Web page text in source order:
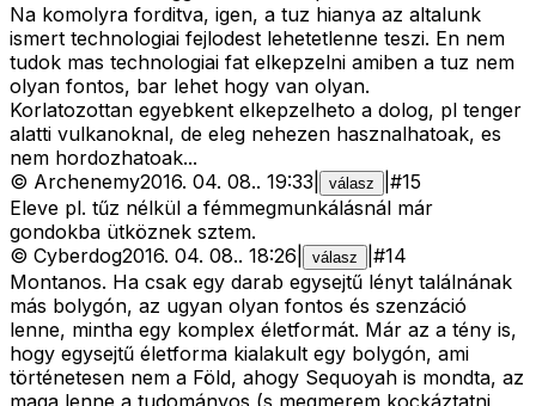
Na komolyra forditva, igen, a tuz hianya az altalunk
ismert technologiai fejlodest lehetetlenne teszi. En nem
tudok mas technologiai fat elkepzelni amiben a tuz nem
olyan fontos, bar lehet hogy van olyan.
Korlatozottan egyebkent elkepzelheto a dolog, pl tenger
alatti vulkanoknal, de eleg nehezen hasznalhatoak, es
nem hordozhatoak...
© Archenemy2016. 04. 08.. 19:33 válasz #15
Eleve pl. tűz nélkül a fémmegmunkálásnál már
gondokba ütköznek sztem.
© Cyberdog2016. 04. 08.. 18:26 válasz #14
Montanos. Ha csak egy darab egysejtű lényt találnának
más bolygón, az ugyan olyan fontos és szenzáció
lenne, mintha egy komplex életformát. Már az a tény is,
hogy egysejtű életforma kialakult egy bolygón, ami
történetesen nem a Föld, ahogy Sequoyah is mondta, az